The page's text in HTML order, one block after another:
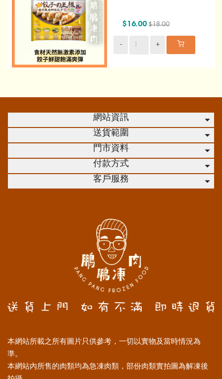
$16.00 $18.00
- +
網站資訊
送貨範圍
門市資料
付款方式
客戶服務
本網站所載之所有圖片只供參考，一切以實物及當時情況為
準。
本網站內所售的肉類均為急凍肉類，部份肉類實拍圖為解凍後